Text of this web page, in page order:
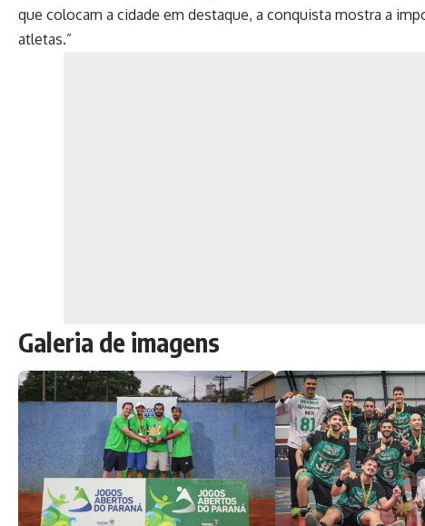
que colocam a cidade em destaque, a conquista mostra a
atletas.”
Galeria de imagens